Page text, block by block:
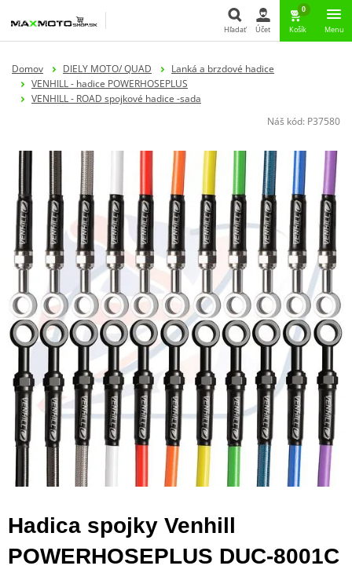
Hľadať Účet
0
Košík Menu
Domov DIELY MOTO/ QUAD
Lanká a brzdové hadice
VENHILL - hadice POWERHOSEPLUS
VENHILL - ROAD spojkové hadice -sada
Náš kód: P37580
Hadica spojky Venhill
POWERHOSEPLUS DUC-8001C